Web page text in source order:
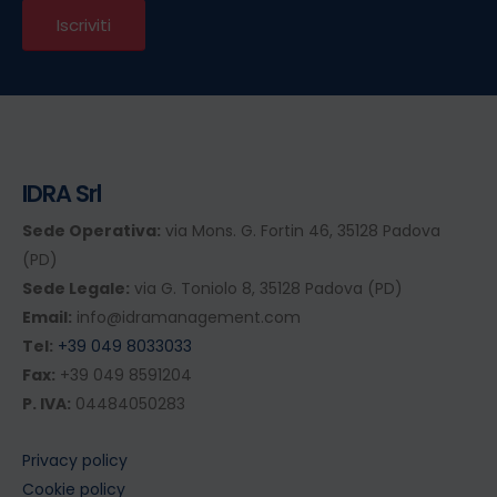
IDRA Srl
Sede Operativa: via Mons. G. Fortin 46, 35128 Padova
(PD)
Sede Legale: via G. Toniolo 8, 35128 Padova (PD)
Email: info@idramanagement.com
Tel: +39 049 8033033
Fax: +39 049 8591204
P. IVA: 04484050283
Privacy policy
Cookie policy